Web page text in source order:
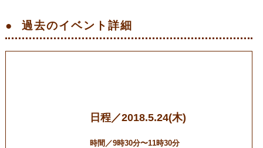
過去のイベント 詳細
日程／2018.5.24(木)
時間／9時30分〜11時30分